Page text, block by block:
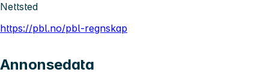
Nettsted
https://pbl.no/pbl-regnskap
Annonsedata